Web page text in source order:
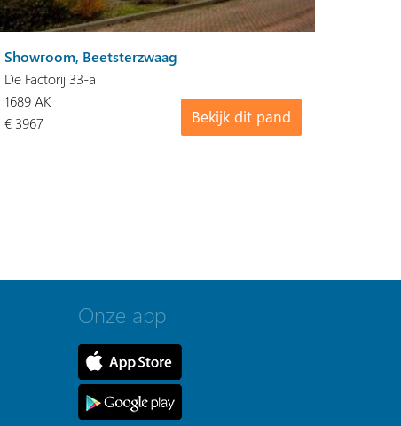
Showroom, Beetsterzwaag
De Factorij 33-a
Bekijk dit pand
1689 AK
€ 3967
Onze app